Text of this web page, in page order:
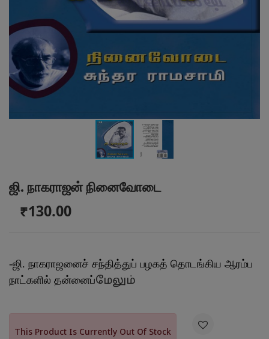
ஜி. நாகராஜன் நினைவோடை
₹130.00
-ஜி. நாகராஜனைச் சந்தித்துப் பழகத் தொடங்கிய ஆரம்ப
நாட்களில் தன்னைப்மேலும்
This Product Is Currently Out Of Stock
